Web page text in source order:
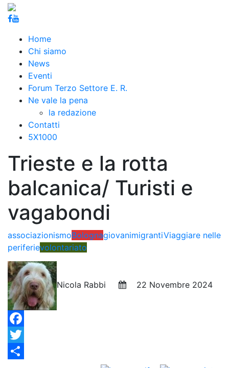
Home
Chi siamo
News
Eventi
Forum Terzo Settore E. R.
Ne vale la pena
la redazione
Contatti
5X1000
Trieste e la rotta
balcanica/ Turisti e
vagabondi
associazionismoBolognagiovanimigrantiViaggiare nelle
periferievolontariato
Nicola Rabbi 22 Novembre 2024
Facebook
Twitter